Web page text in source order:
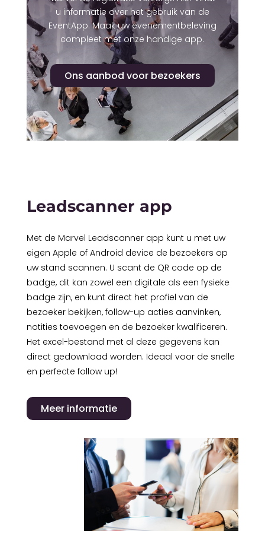
u informatie over het gebruik van de
EventApp. Maak uw evenementbeleving
compleet met onze handige app.
Ons aanbod voor bezoekers
Leadscanner app
Met de Marvel Leadscanner app kunt u met uw
eigen Apple of Android device de bezoekers op
uw stand scannen. U scant de QR code op de
badge, dit kan zowel een digitale als een fysieke
badge zijn, en kunt direct het profiel van de
bezoeker bekijken, follow-up acties aanvinken,
notities toevoegen en de bezoeker kwalificeren.
Het excel-bestand met al deze gegevens kan
direct gedownload worden. Ideaal voor de snelle
en perfecte follow up!
Meer informatie